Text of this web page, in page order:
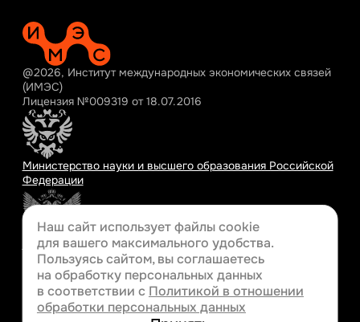
@2026, Институт международных экономических связей
(ИМЭС)
Лицензия №009319 от 18.07.2016
Министерство науки и высшего образования Российской
Федерации
Министерство просвещения Российской Федерации
Разработка сайта
Наш сайт использует файлы cookie
для вашего максимального удобства.
Пользуясь сайтом, вы соглашаетесь
на обработку персональных данных
в соответствии с Политикой в отношении
обработки персональных данных